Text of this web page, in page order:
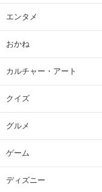
エンタメ
おかね
カルチャー・アート
クイズ
グルメ
ゲーム
ディズニー